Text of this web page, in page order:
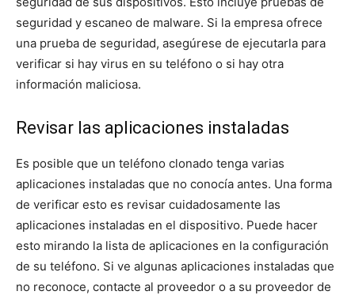
seguridad y escaneo de malware. Si la empresa ofrece
una prueba de seguridad, asegúrese de ejecutarla para
verificar si hay virus en su teléfono o si hay otra
información maliciosa.
Revisar las aplicaciones instaladas
Es posible que un teléfono clonado tenga varias
aplicaciones instaladas que no conocía antes. Una forma
de verificar esto es revisar cuidadosamente las
aplicaciones instaladas en el dispositivo. Puede hacer
esto mirando la lista de aplicaciones en la configuración
de su teléfono. Si ve algunas aplicaciones instaladas que
no reconoce, contacte al proveedor o a su proveedor de